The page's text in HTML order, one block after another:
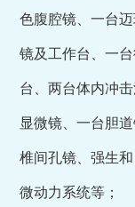
色腹腔镜、一台
镜及工作台、一
台、两台体内冲
显微镜、一台胆
椎间孔镜、强生
微动力系统等；